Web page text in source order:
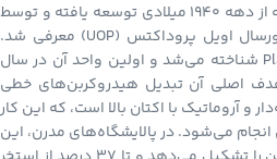
اصلاح کاتالیزوری فرآیندی است که از دهه ۱۹۴۰ میلادی توسعه یافته و توسط
ولادیمیر هانسل در شرکت یونیورسال اویل پروداکتس (UOP) معرفی شد.
این فرآیند ابتدا با نام Platforming شناخته می‌شد و اولین واحد آن در سال
هدف اصلی آن تبدیل هیدروکربن‌های خطی
و آروماتیک با اکتان بالا است، که این کار
انجام می‌شود. در پالایشگاه‌های مدرن، این